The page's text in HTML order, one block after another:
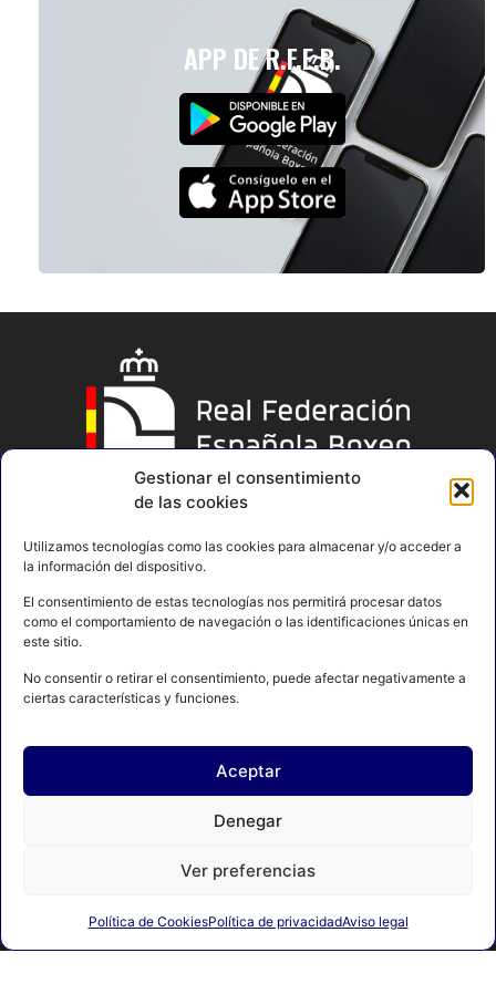
Gestionar el consentimiento
de las cookies
Utilizamos tecnologías como las cookies para almacenar y/o acceder a
la información del dispositivo.
El consentimiento de estas tecnologías nos permitirá procesar datos
como el comportamiento de navegación o las identificaciones únicas en
este sitio.
No consentir o retirar el consentimiento, puede afectar negativamente a
ciertas características y funciones.
Aceptar
Denegar
Ver preferencias
Política de CookiesPolítica de privacidadAviso legal
APP DE R.F.E.B.
AVISO LEGAL
POLÍTICA DE PRIVACIDAD
© 2024 FEDERACIÓN ESPAÑOLA DE BOXEO. C/ FERRAZ, 16 1º
DRCHA. 28008 Madrid | DESARROLLADO POR TOOOLS.